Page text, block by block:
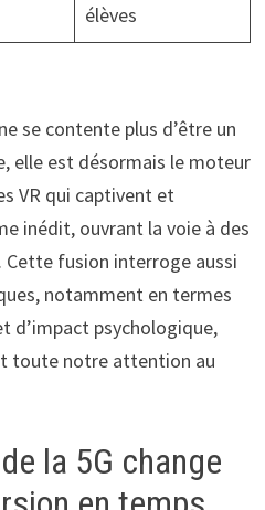
élèves
se contente plus d’être un
elle est désormais le moteur
VR qui captivent et
inédit, ouvrant la voie à des
Cette fusion interroge aussi
notamment en termes
d’impact psychologique,
toute notre attention au
la 5G change